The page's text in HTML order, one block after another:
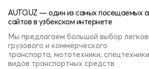
AUTO.UZ — один из самых посещаемых
сайтов в узбекском интернете
Мы предлагаем большой выбор
грузового и коммерческого
транспорта, мототехники,
видов транспортных средств